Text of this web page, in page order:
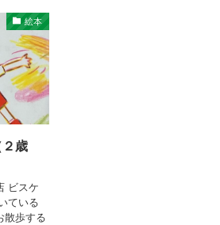
絵本
２歳
ビスケ
ている
散歩する